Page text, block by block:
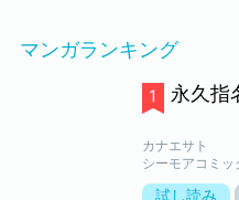
マンガランキング
永久指
カナエサト
シーモアコミッ
試し読み